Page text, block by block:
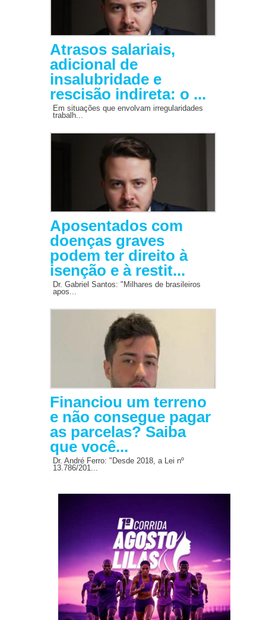
Atrasos salariais,
adicional de
insalubridade e
rescisão indireta: o ...
Em situações que envolvam irregularidades
trabalh...
Aposentados com
doenças graves
podem ter direito à
isenção e à restit...
Dr. Gabriel Santos: "Milhares de brasileiros
apos...
Financiou um terreno
e não consegue pagar
as parcelas? Saiba
que você...
Dr. André Ferro: "Desde 2018, a Lei nº
13.786/201...